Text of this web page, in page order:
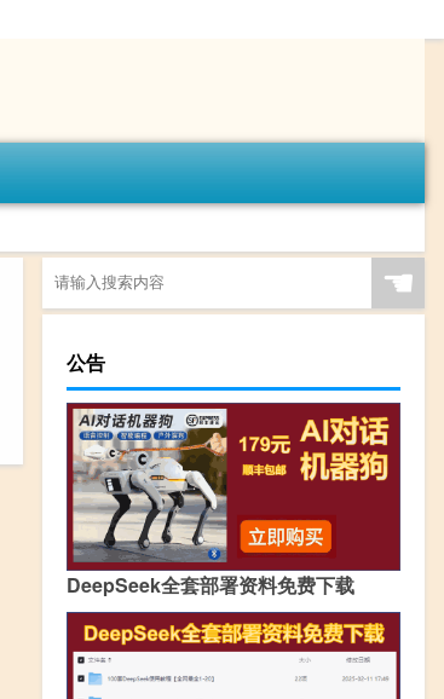
☚
公告
DeepSeek全套部署资料免费下载